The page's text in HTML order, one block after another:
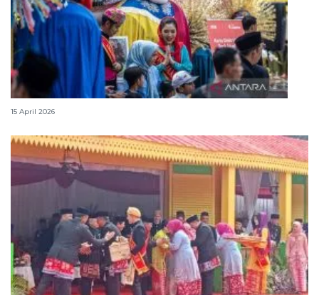
Lebaran Betawi, harmoni tradisi dan kota global
15 April 2026